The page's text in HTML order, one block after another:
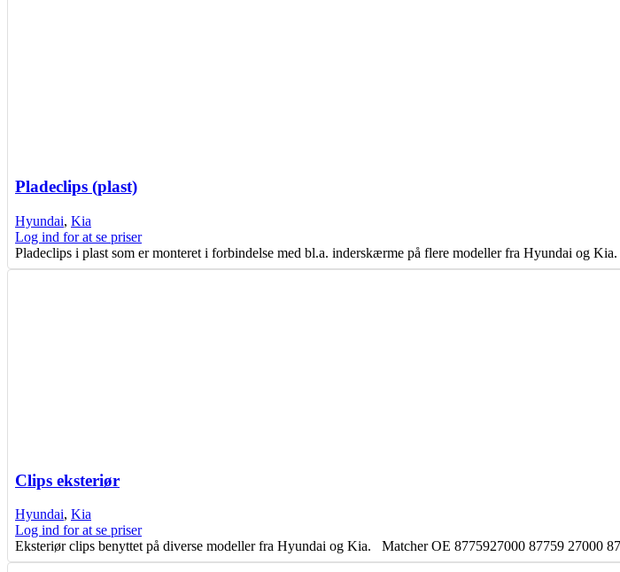
Pladeclips (plast)
Hyundai, Kia
Log ind for at se priser
Pladeclips i plast som er monteret i forbindelse med bl.a. inderskærme på flere modeller fra Hyundai og
Clips eksteriør
Hyundai, Kia
Log ind for at se priser
Eksteriør clips benyttet på diverse modeller fra Hyundai og Kia. Matcher OE 8775927000 87759 27000